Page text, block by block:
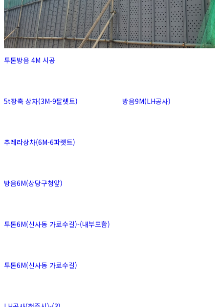
투톤방음 4M 시공
5t장축 상차(3M-9팔렛트)
추레라상차(6M-6파렛트)
방음6M(상당구청앞)
투톤6M(신사동 가로수길)-(내부포함)
투톤6M(신사동 가로수길)
방음9M(LH공사)